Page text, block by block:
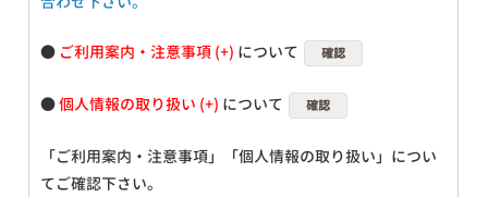
● ご利用案内・注意事項 について 確認
●個人情報の取り扱い について 確認
「ご利用案内・注意事項」「個人情報の取り扱い」につい
てご確認下さい。